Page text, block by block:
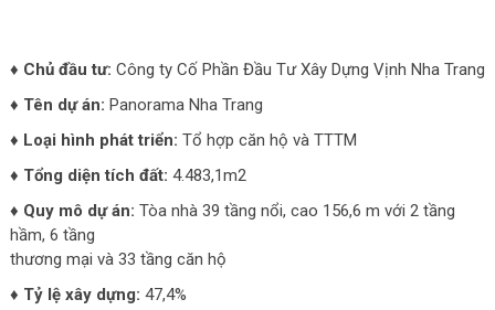
♦ Chủ đầu tư: Công ty Cố Phần Đầu Tư Xây Dựng Vịnh Nha Trang
♦ Tên dự án: Panorama Nha Trang
♦ Loại hình phát triển: Tổ hợp căn hộ và TTTM
♦ Tổng diện tích đất: 4.483,1m2
♦ Quy mô dự án: Tòa nhà 39 tầng nổi, cao 156,6 m với 2 tầng
hầm, 6 tầng
thương mại và 33 tầng căn hộ
♦ Tỷ lệ xây dựng: 47,4%